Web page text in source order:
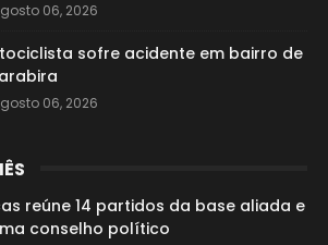
06, 2026
sofre acidente em bairro de
06, 2026
reúne 14 partidos da base aliada e
conselho político